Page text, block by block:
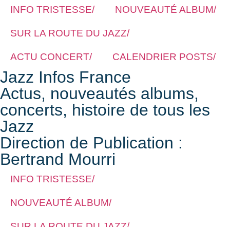
INFO TRISTESSE/ NOUVEAUTÉ ALBUM/
SUR LA ROUTE DU JAZZ/
ACTU CONCERT/ CALENDRIER POSTS/
Jazz Infos France
Actus, nouveautés albums,
concerts, histoire de tous les
Jazz
Direction de Publication :
Bertrand Mourri
INFO TRISTESSE/
NOUVEAUTÉ ALBUM/